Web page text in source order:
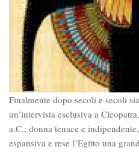
Finalmente dopo secoli e secoli
un’intervista esclusiva a
a.C.; donna tenace e
espansiva e rese l’Egitto una